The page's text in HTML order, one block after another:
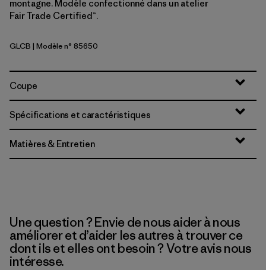
montagne. Modèle confectionné dans un atelier
Fair Trade Certified™.
Glacial Blue
GLCB | Modèle n° 85650
Coupe
Spécifications et caractéristiques
Matières & Entretien
Une question ? Envie de nous aider à nous
améliorer et d’aider les autres à trouver ce
dont ils et elles ont besoin ? Votre avis nous
intéresse.